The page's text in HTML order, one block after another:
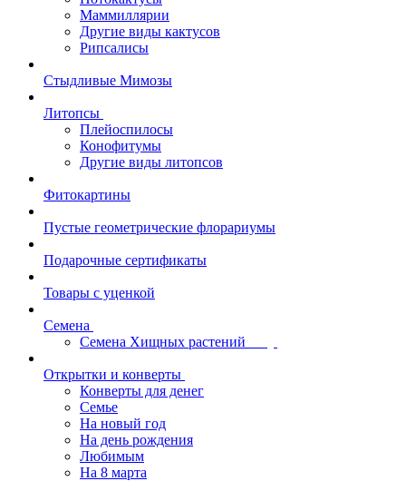
Маммиллярии
Другие виды кактусов
Рипсалисы
Стыдливые Мимозы
Литопсы
Плейоспилосы
Конофитумы
Другие виды литопсов
Фитокартины
Пустые геометрические флорариумы
Подарочные сертификаты
Товары с уценкой
Семена
Семена Хищных растений
Открытки и конверты
Конверты для денег
Семье
На новый год
На день рождения
Любимым
На 8 марта